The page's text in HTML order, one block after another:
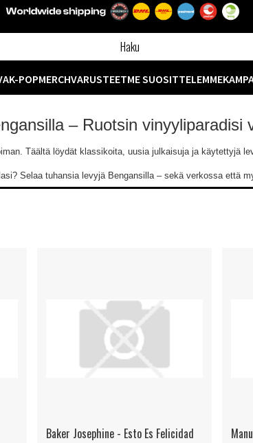
K-POPMERCHVARUSTEETME SUOSITTELEMME
– Ruotsin vinyyliparadisi
Täältä löydät klassikoita, uusia julkaisuja ja käytettyjä
Selaa tuhansia levyjä Bengansilla – sekä verkossa että
Baker Josephine - Esto Es Felicidad